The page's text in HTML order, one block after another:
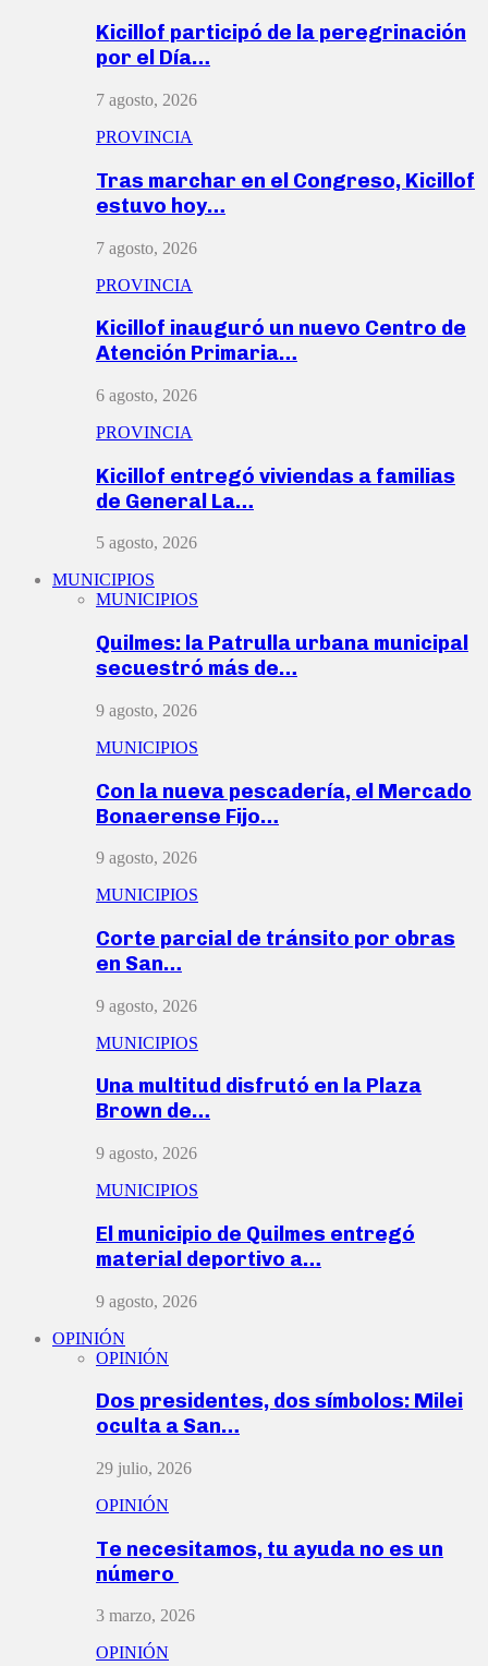
Kicillof participó de la peregrinación
por el Día…
7 agosto, 2026
PROVINCIA
Tras marchar en el Congreso, Kicillof
estuvo hoy…
7 agosto, 2026
PROVINCIA
Kicillof inauguró un nuevo Centro de
Atención Primaria…
6 agosto, 2026
PROVINCIA
Kicillof entregó viviendas a familias
de General La…
5 agosto, 2026
MUNICIPIOS
MUNICIPIOS
Quilmes: la Patrulla urbana municipal
secuestró más de…
9 agosto, 2026
MUNICIPIOS
Con la nueva pescadería, el Mercado
Bonaerense Fijo…
9 agosto, 2026
MUNICIPIOS
Corte parcial de tránsito por obras
en San…
9 agosto, 2026
MUNICIPIOS
Una multitud disfrutó en la Plaza
Brown de…
9 agosto, 2026
MUNICIPIOS
El municipio de Quilmes entregó
material deportivo a…
9 agosto, 2026
OPINIÓN
OPINIÓN
Dos presidentes, dos símbolos: Milei
oculta a San…
29 julio, 2026
OPINIÓN
Te necesitamos, tu ayuda no es un
número
3 marzo, 2026
OPINIÓN